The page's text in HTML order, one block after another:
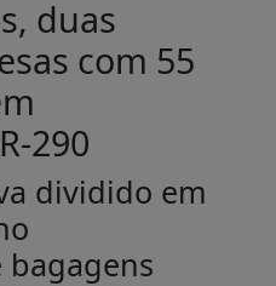
duas
com 55
290
dividido em